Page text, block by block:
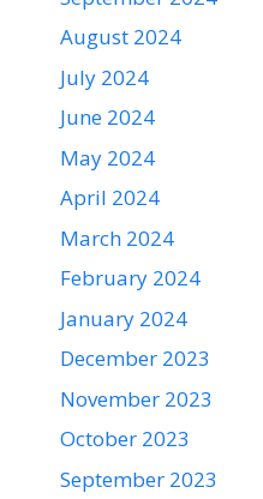
August 2024
July 2024
June 2024
May 2024
April 2024
March 2024
February 2024
January 2024
December 2023
November 2023
October 2023
September 2023